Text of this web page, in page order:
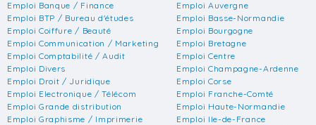
Emploi Banque / Finance
Emploi BTP / Bureau d'études
Emploi Coiffure / Beauté
Emploi Communication / Marketing
Emploi Comptabilité / Audit
Emploi Divers
Emploi Droit / Juridique
Emploi Electronique / Télécom
Emploi Grande distribution
Emploi Graphisme / Imprimerie
Emploi Auvergne
Emploi Basse-Normandie
Emploi Bourgogne
Emploi Bretagne
Emploi Centre
Emploi Champagne-Ardenne
Emploi Corse
Emploi Franche-Comté
Emploi Haute-Normandie
Emploi Ile-de-France